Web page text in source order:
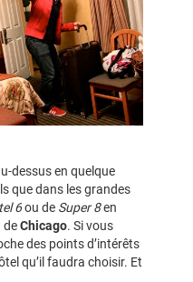
dessus en quelque
que dans les grandes
6ou de Super 8en
deChicago. Si vous
des points d’intérêts
qu’il faudra choisir. Et